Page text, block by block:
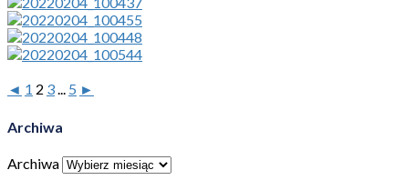
◄ 1 2 3... 5 ►
Archiwa
Archiwa